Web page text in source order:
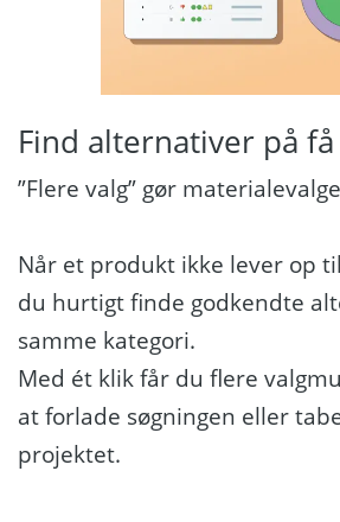
Find alternativer på
”Flere valg” gør
Når et produkt ikke lever op
du hurtigt finde godkendte
samme kategori.
Med ét klik får du flere
at forlade søgningen eller
projektet.